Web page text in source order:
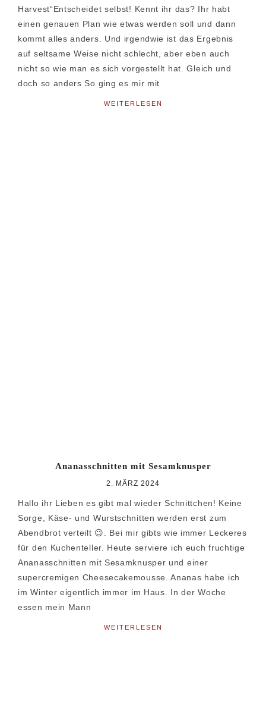
Harvest“Entscheidet selbst! Kennt ihr das? Ihr habt
einen genauen Plan wie etwas werden soll und dann
kommt alles anders. Und irgendwie ist das Ergebnis
auf seltsame Weise nicht schlecht, aber eben auch
nicht so wie man es sich vorgestellt hat. Gleich und
doch so anders So ging es mir mit
WEITERLESEN
Ananasschnitten mit Sesamknusper
2. MÄRZ 2024
Hallo ihr Lieben es gibt mal wieder Schnittchen! Keine
Sorge, Käse- und Wurstschnitten werden erst zum
Abendbrot verteilt 😉. Bei mir gibts wie immer Leckeres
für den Kuchenteller. Heute serviere ich euch fruchtige
Ananasschnitten mit Sesamknusper und einer
supercremigen Cheesecakemousse. Ananas habe ich
im Winter eigentlich immer im Haus. In der Woche
essen mein Mann
WEITERLESEN